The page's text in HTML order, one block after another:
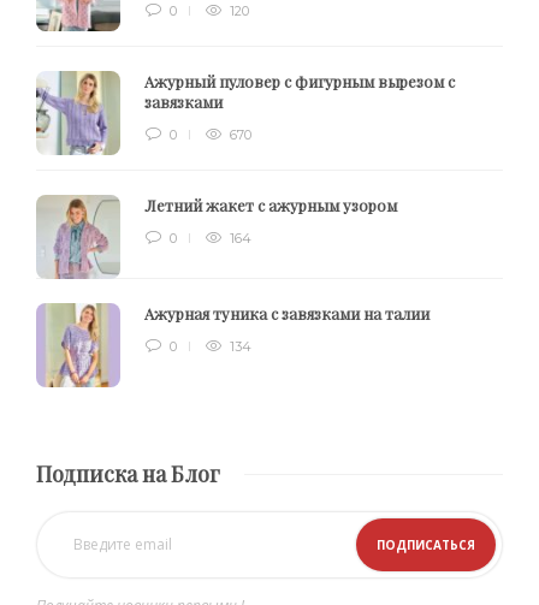
0 120
Ажурный пуловер с фигурным вырезом с
завязками
0 670
Летний жакет с ажурным узором
0 164
Ажурная туника с завязками на талии
0 134
Подписка на Блог